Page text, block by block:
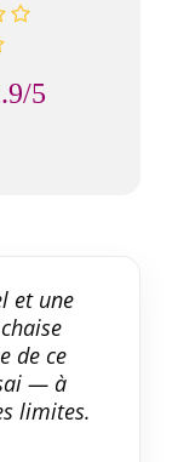
5
et une
de ce
— à
limites.